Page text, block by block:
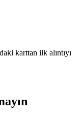
karttan ilk alıntıyı